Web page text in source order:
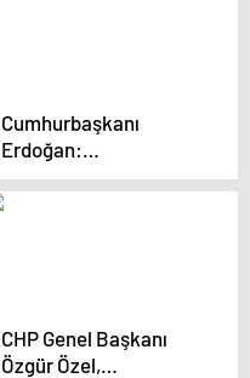
Cumhurbaşkanı
Erdoğan:
“Kardeşlerimizle
saflarımızı
CHP Genel Başkanı
Özgür Özel,